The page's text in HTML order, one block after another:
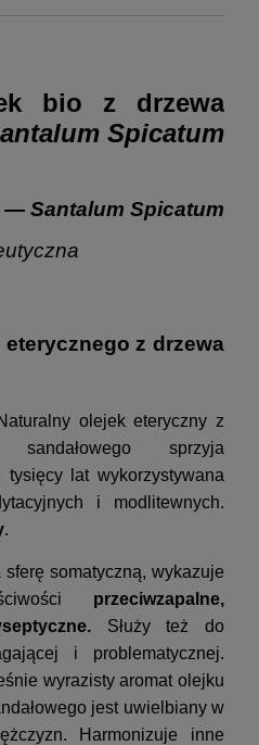
bio z drzewa
Spicatum
— Santalum Spicatum
z drzewa
olejek eteryczny z
sprzyja
lat wykorzystywana
i modlitewnych.
.
somatyczną, wykazuje
przeciwzapalne,
Służy też do
i problematycznej.
wyrazisty aromat olejku
jest uwielbiany w
Harmonizuje inne